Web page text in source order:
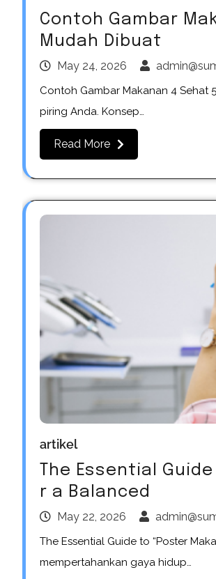
Contoh Gambar
Mudah Dibuat
May 24, 2026
Contoh Gambar Makanan 4 Sehat
piring Anda. Konsep…
Read More
artikel
The Essential
r a Balanced
May 22, 2026
The Essential Guide to “Poster
mempertahankan gaya hidup…